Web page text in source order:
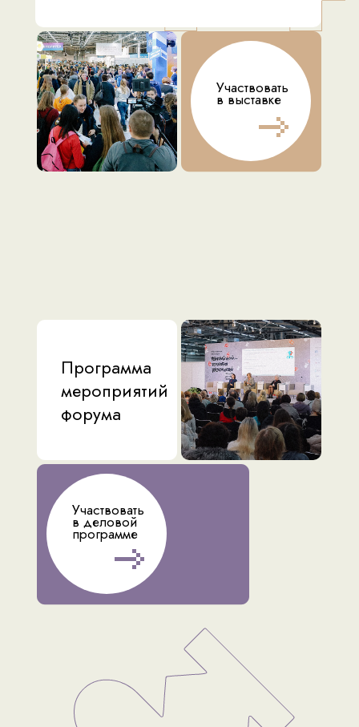
Участвовать
в выставке
Участвовать
в деловой
программе
Программа
мероприятий
форума